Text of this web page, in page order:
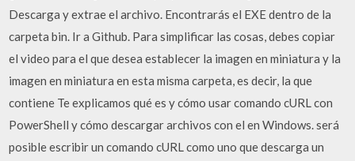
Descarga y extrae el archivo. Encontrarás el EXE dentro de la
carpeta bin. Ir a Github. Para simplificar las cosas, debes copiar
el video para el que desea establecer la imagen en miniatura y la
imagen en miniatura en esta misma carpeta, es decir, la que
contiene Te explicamos qué es y cómo usar comando cURL con
PowerShell y cómo descargar archivos con el en Windows. será
posible escribir un comando cURL como uno que descarga un